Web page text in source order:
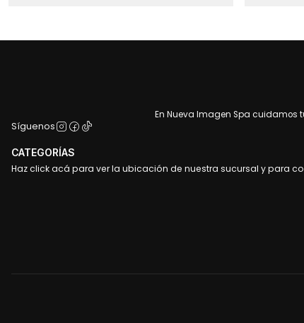
En Nueva Imagen Spa cuidamos
Síguenos
CATEGORÍAS
Haz click acá para ver la ubicación de nuestra sucursal y para